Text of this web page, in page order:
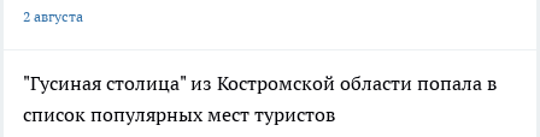
2 августа
"Гусиная столица" из Костромской области попала в
список популярных мест туристов